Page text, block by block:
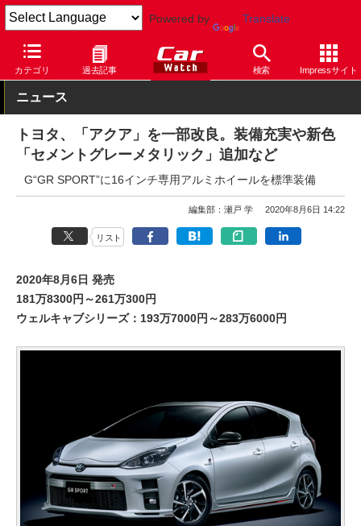
Powered by Translate
カテゴリ 過去記事 検索 Impressサイト
Car Watch 自動車 トヨタ アクア
ニュース
トヨタ、「アクア」を一部改良。装備充実や新色
「セメントグレーメタリック」追加など
G“GR SPORT”に16インチ専用アルミホイールを標準装備
編集部：瀬戸 学 2020年8月6日 14:22
リスト
2020年8月6日 発売
181万8300円～261万300円
ウェルキャブシリーズ：193万7000円～283万6000円